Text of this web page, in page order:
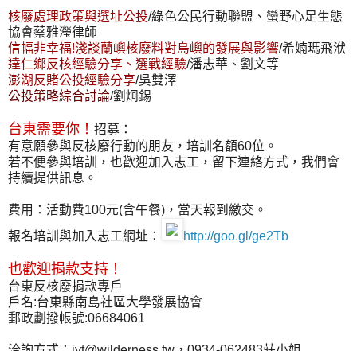
核廢處理政策與選址公投/綠色公民行動聯盟、蠻野心足生態
協會蔡雅瀅律師
信幅非幸福!淺談蘭嶼核廢料對島嶼的發展與影響/希婻瑪飛洑
達仁鄉反核經驗分享、選戰經驗/潘志華、劉文等
澎湖反賭公投經驗分享/吳雙澤
公投策略綜合討論/劉炯錫
台東需要你！ 招募：
有意願參與反核廢行動的朋友，培訓名額60位。
若不便參與培訓，也歡迎加入志工，留下連絡方式，我們會
持續提供訊息。
費用：活動費100元(含午餐)，當天報到繳交。
報名培訓與加入志工網址：
http://goo.gl/ge2Tb
也歡迎捐款支持！
台東反核廢捐款專戶
戶名:台東縣南島社區大學發展協會
郵政劃撥帳號:06684061